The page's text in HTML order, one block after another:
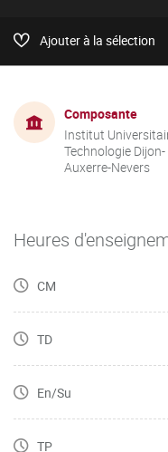
Ajouter à la sélection
Composante
Institut
Technologie Dijon-
Auxerre-Nevers
Heures
CM
TD
En/Su
TP